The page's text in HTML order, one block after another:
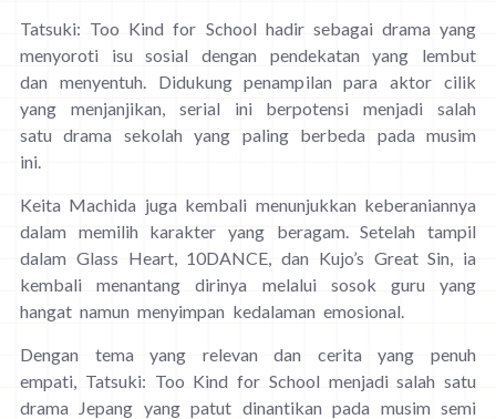
Tatsuki: Too Kind for School hadir sebagai drama yang
menyoroti isu sosial dengan pendekatan yang lembut
dan menyentuh. Didukung penampilan para aktor cilik
yang menjanjikan, serial ini berpotensi menjadi salah
satu drama sekolah yang paling berbeda pada musim
ini.
Keita Machida juga kembali menunjukkan keberaniannya
dalam memilih karakter yang beragam. Setelah tampil
dalam Glass Heart, 10DANCE, dan Kujo’s Great Sin, ia
kembali menantang dirinya melalui sosok guru yang
hangat namun menyimpan kedalaman emosional.
Dengan tema yang relevan dan cerita yang penuh
empati, Tatsuki: Too Kind for School menjadi salah satu
drama Jepang yang patut dinantikan pada musim semi